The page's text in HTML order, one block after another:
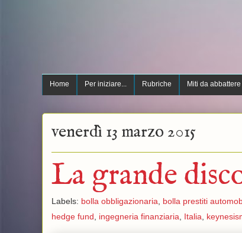
Home Per iniziare... Rubriche Miti da abbattere
venerdì 13 marzo 2015
La grande
Labels: bolla obbligazionaria bolla prestiti
hedge fund, ingegneria finanziaria, Italia,